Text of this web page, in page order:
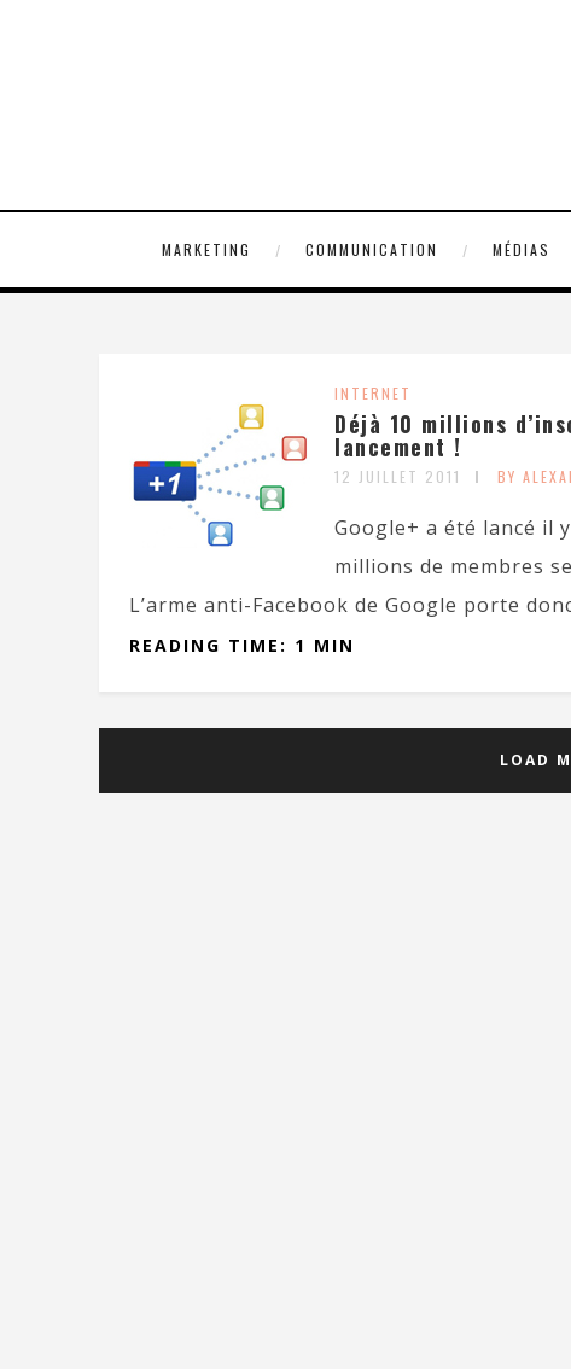
MARKETING COMMUNICATION MÉDIAS
INTERNET
Déjà 10 millions
lancement !
12 JUILLET 2011 BY
Google+ a été lancé il
millions de membres
L’arme anti-Facebook de Google porte
READING TIME: 1 MIN
LOAD